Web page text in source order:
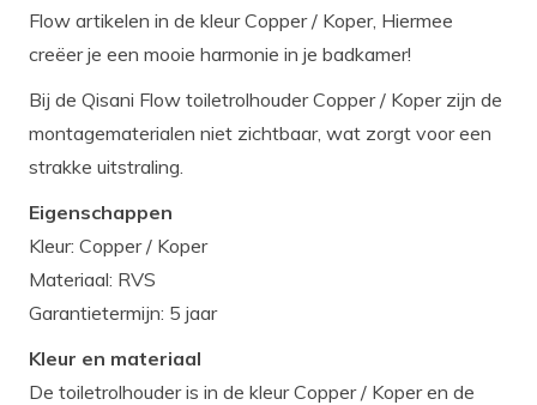
Flow artikelen in de kleur Copper / Koper, Hiermee
creëer je een mooie harmonie in je badkamer!
Bij de Qisani Flow toiletrolhouder Copper / Koper zijn de
montagematerialen niet zichtbaar, wat zorgt voor een
strakke uitstraling.
Eigenschappen
Kleur: Copper / Koper
Materiaal: RVS
Garantietermijn: 5 jaar
Kleur en materiaal
De toiletrolhouder is in de kleur Copper / Koper en de